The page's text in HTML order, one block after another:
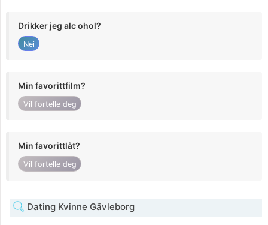
Drikker jeg alc ohol?
Nei
Min favorittfilm?
Vil fortelle deg
Min favorittlåt?
Vil fortelle deg
Dating Kvinne Gävleborg